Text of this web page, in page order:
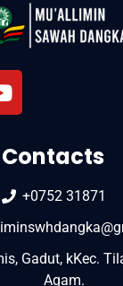
Contacts
+0752 31871
Gadut, kKec.
Agam.